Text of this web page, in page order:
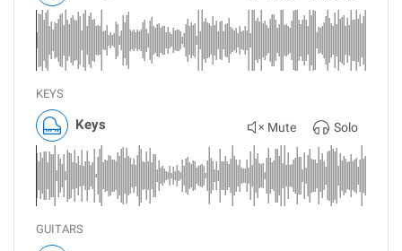
KEYS
Keys Mute Solo
GUITARS